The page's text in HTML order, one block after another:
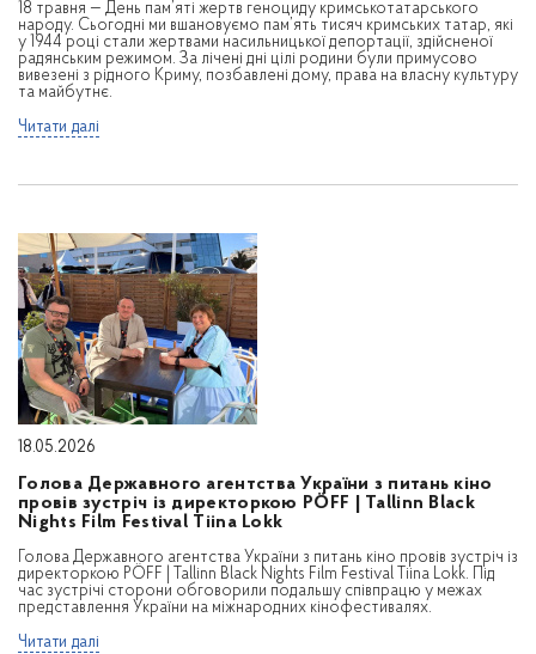
18 травня — День пам’яті жертв геноциду кримськотатарського
народу. Сьогодні ми вшановуємо пам’ять тисяч кримських татар, які
у 1944 році стали жертвами насильницької депортації, здійсненої
радянським режимом. За лічені дні цілі родини були примусово
вивезені з рідного Криму, позбавлені дому, права на власну культуру
та майбутнє.
Читати далі
18.05.2026
Голова Державного агентства України з питань кіно
провів зустріч із директоркою PÖFF | Tallinn Black
Nights Film Festival Tiina Lokk
Голова Державного агентства України з питань кіно провів зустріч із
директоркою PÖFF | Tallinn Black Nights Film Festival Tiina Lokk. Під
час зустрічі сторони обговорили подальшу співпрацю у межах
представлення України на міжнародних кінофестивалях.
Читати далі